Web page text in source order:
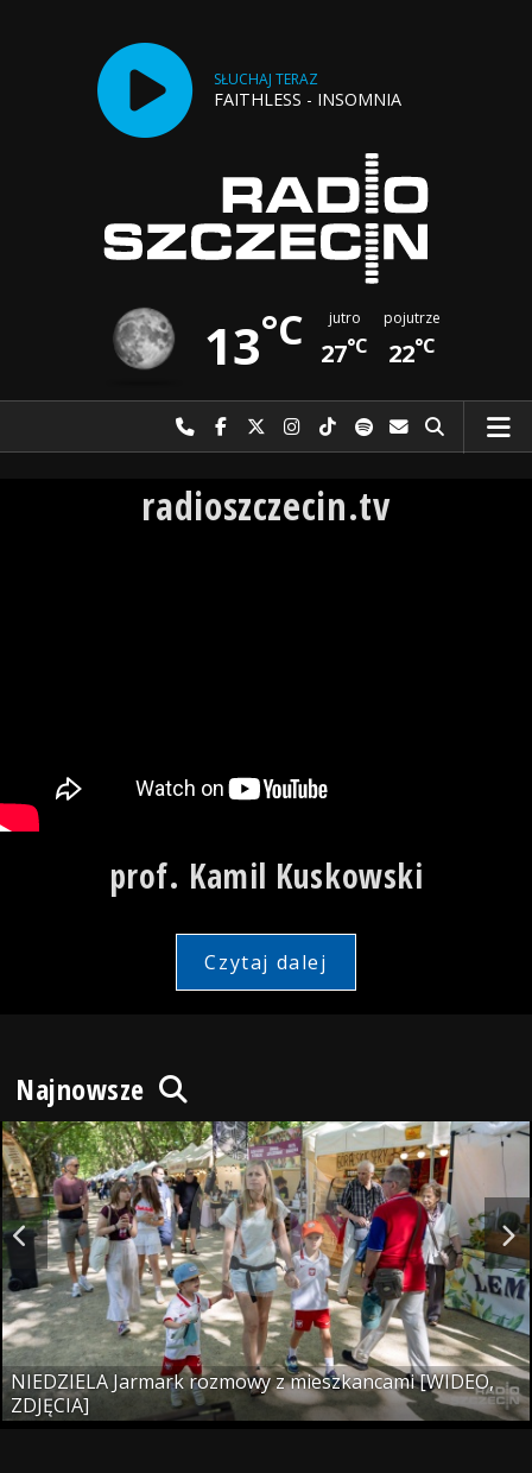
SŁUCHAJ TERAZ
FAITHLESS - INSOMNIA
13°C jutro
27°C
pojutrze
22°C
Najlepiej po prostu do nas zadzwoń
Odwiedź nas na Facebook-u
Odwiedź nas na X
Odwiedź nas na Instagram-ie
Odwiedź nas na TikTok-u
Szukaj nas na Spotify
Wyślij do nas
Szukaj
radioszczecin.tv
prof. Kamil Kuskowski
Czytaj dalej
Najnowsze
NIEDZIELA Jarmark rozmowy z mieszkancami [WIDEO,
ZDJĘCIA]